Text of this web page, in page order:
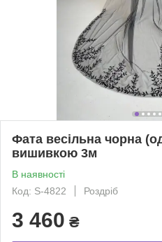
Фата весільна чорна
вишивкою 3м
В наявності
Код: S-4822
Роздріб
3 460 ₴